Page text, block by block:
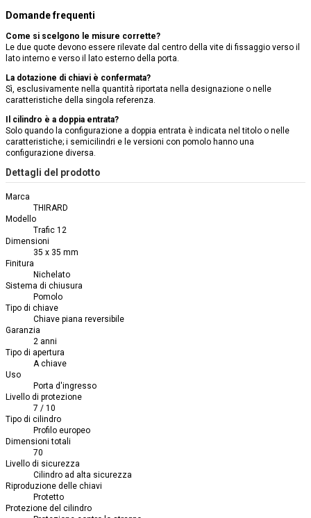
Domande frequenti
Come si scelgono le misure corrette?
Le due quote devono essere rilevate dal centro della vite di fissaggio verso il
lato interno e verso il lato esterno della porta.
La dotazione di chiavi è confermata?
Sì, esclusivamente nella quantità riportata nella designazione o nelle
caratteristiche della singola referenza.
Il cilindro è a doppia entrata?
Solo quando la configurazione a doppia entrata è indicata nel titolo o nelle
caratteristiche; i semicilindri e le versioni con pomolo hanno una
configurazione diversa.
Dettagli del prodotto
Marca
THIRARD
Modello
Trafic 12
Dimensioni
35 x 35 mm
Finitura
Nichelato
Sistema di chiusura
Pomolo
Tipo di chiave
Chiave piana reversibile
Garanzia
2 anni
Tipo di apertura
A chiave
Uso
Porta d'ingresso
Livello di protezione
7 / 10
Tipo di cilindro
Profilo europeo
Dimensioni totali
70
Livello di sicurezza
Cilindro ad alta sicurezza
Riproduzione delle chiavi
Protetto
Protezione del cilindro